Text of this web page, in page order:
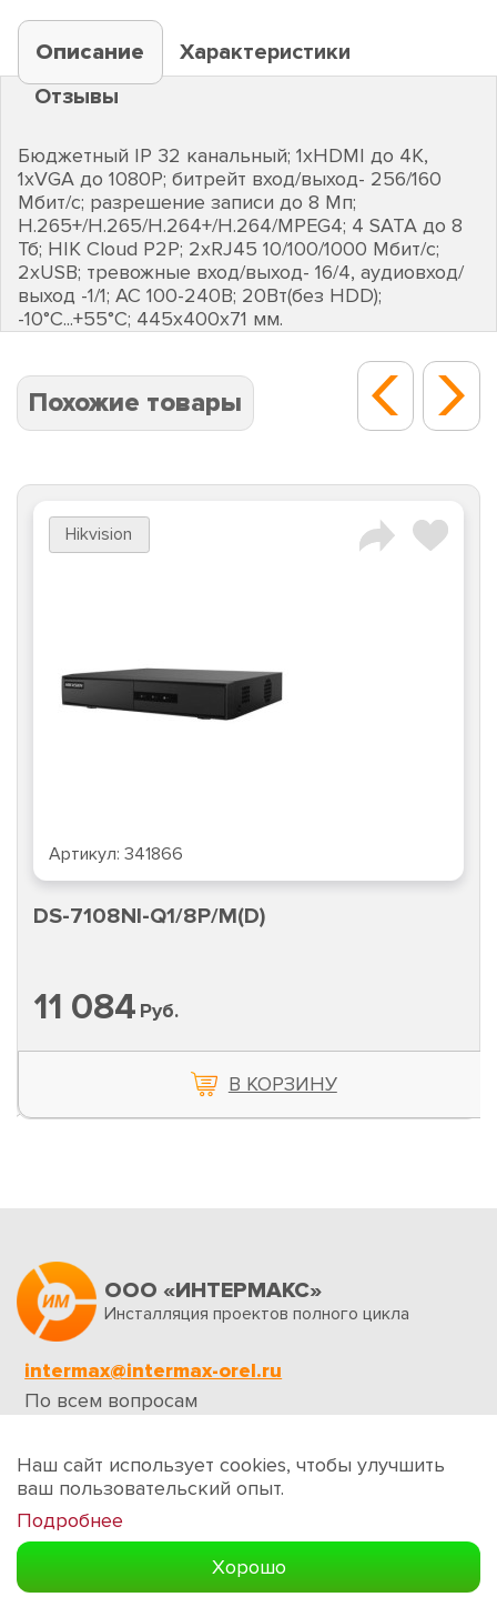
Описание
Характеристики
Отзывы
Бюджетный IP 32 канальный; 1хHDMI до 4K,
1хVGA до 1080Р; битрейт вход/выход- 256/160
Мбит/с; разрешение записи до 8 Мп;
H.265+/H.265/H.264+/H.264/MPEG4; 4 SATA до 8
Тб; HIK Cloud P2P; 2хRJ45 10/100/1000 Мбит/с;
2хUSB; тревожные вход/выход- 16/4, аудиовход/
выход -1/1; AC 100-240В; 20Вт(без HDD);
-10°C...+55°C; 445х400х71 мм.
Похожие товары
DS-7104NI-Q1/4P/M(D)
ООО «ИНТЕРМАКС»
Инсталляция проектов полного цикла
intermax@intermax-orel.ru
По всем вопросам
Обратная связь
Наш сайт использует cookies, чтобы улучшить
ваш пользовательский опыт.
Подробнее
Хорошо